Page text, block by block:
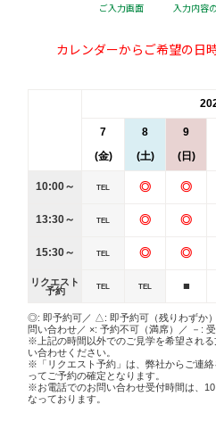
ご入力画面 入力内容
カレンダーからご希望の日
7
(金)
8
(土)
9
(日)
10:00～ TEL ◎ ◎
13:30～ TEL ◎ ◎
15:30～ TEL ◎ ◎
リクエスト
予約
TEL TEL ■
◎: 即予約可／ △: 即予約可（残りわずか
問い合わせ／ ×: 予約不可（満席）／ －:
※上記の時間以外でのご見学を希望され
い合わせください。
※「リクエスト予約」は、弊社からご連
ってご予約の確定となります。
※お電話でのお問い合わせ受付時間は、
なっております。